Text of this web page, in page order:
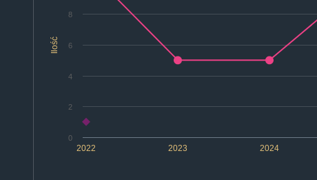
Ilość
2022 2023 2024
0
2
4
6
8